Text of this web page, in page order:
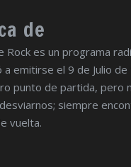
de
Rock es un programa
a emitirse el 9 de Julio de
punto de partida, pero
siempre
vuelta.